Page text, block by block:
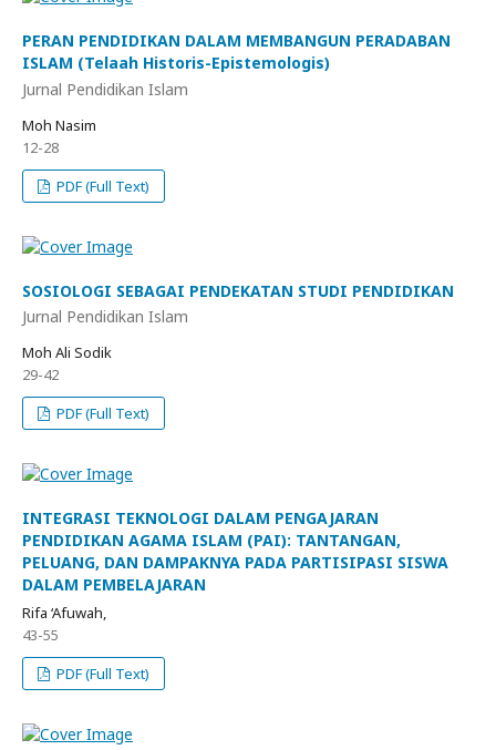
PERAN PENDIDIKAN DALAM MEMBANGUN PERADABAN
ISLAM (Telaah Historis-Epistemologis)
Jurnal Pendidikan Islam
Moh Nasim
12-28
PDF (Full Text)
SOSIOLOGI SEBAGAI PENDEKATAN STUDI PENDIDIKAN
Jurnal Pendidikan Islam
Moh Ali Sodik
29-42
PDF (Full Text)
INTEGRASI TEKNOLOGI DALAM PENGAJARAN
PENDIDIKAN AGAMA ISLAM (PAI): TANTANGAN,
PELUANG, DAN DAMPAKNYA PADA PARTISIPASI SISWA
DALAM PEMBELAJARAN
Rifa ‘Afuwah,
43-55
PDF (Full Text)